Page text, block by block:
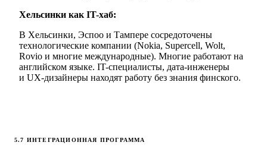
Хельсинки как IT-хаб:
В Хельсинки, Эспоо и Тампере сосредоточены
технологические компании (Nokia, Supercell, Wolt,
Rovio и многие международные). Многие работают на
английском языке. IT-специалисты, дата-инженеры
и UX-дизайнеры находят работу без знания финского.
5.7 ИНТЕГРАЦИОННАЯ ПРОГРАММА